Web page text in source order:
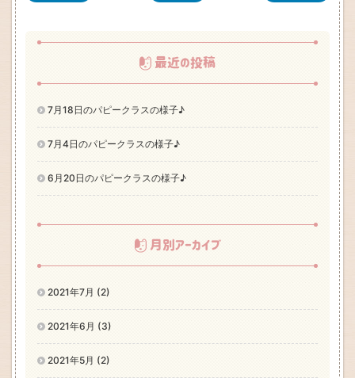
最近の投稿
7月18日のパピークラスの様子♪
7月4日のパピークラスの様子♪
6月20日のパピークラスの様子♪
月別アーカイブ
2021年7月 (2)
2021年6月 (3)
2021年5月 (2)